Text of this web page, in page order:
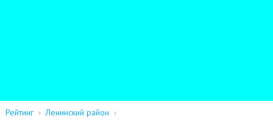
Рейтинг › Ленинский район ›